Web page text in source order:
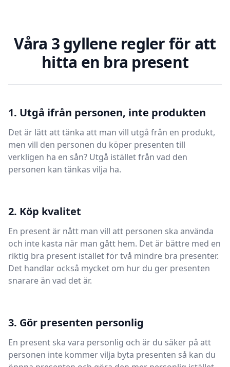
Våra 3 gyllene regler för att
hitta en bra present
1. Utgå ifrån personen, inte produkten
Det är lätt att tänka att man vill utgå från en produkt,
men vill den personen du köper presenten till
verkligen ha en sån? Utgå istället från vad den
personen kan tänkas vilja ha.
2. Köp kvalitet
En present är nått man vill att personen ska använda
och inte kasta när man gått hem. Det är bättre med en
riktig bra present istället för två mindre bra presenter.
Det handlar också mycket om hur du ger presenten
snarare än vad det är.
3. Gör presenten personlig
En present ska vara personlig och är du säker på att
personen inte kommer vilja byta presenten så kan du